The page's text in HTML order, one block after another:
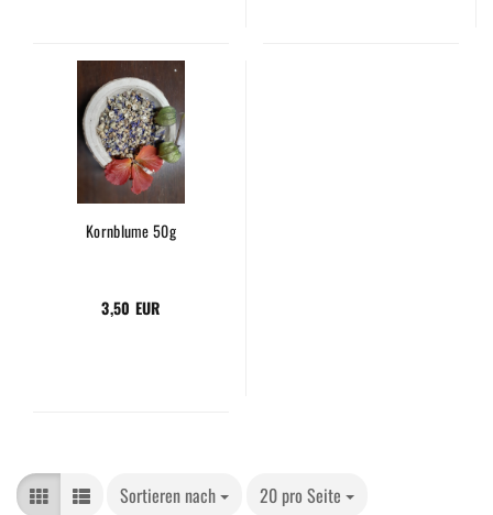
Kornblume 50g
3,50 EUR
Sortieren nach 20 pro Seite